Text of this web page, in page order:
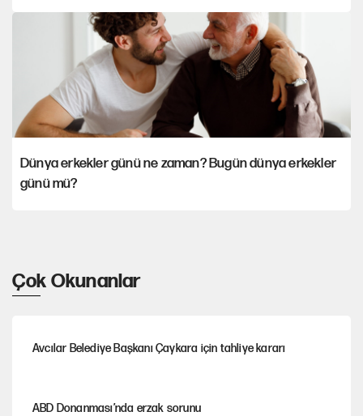
Dünya erkekler günü ne zaman? Bugün dünya erkekler
günü mü?
Çok Okunanlar
Avcılar Belediye Başkanı Çaykara için tahliye kararı
ABD Donanması’nda erzak sorunu